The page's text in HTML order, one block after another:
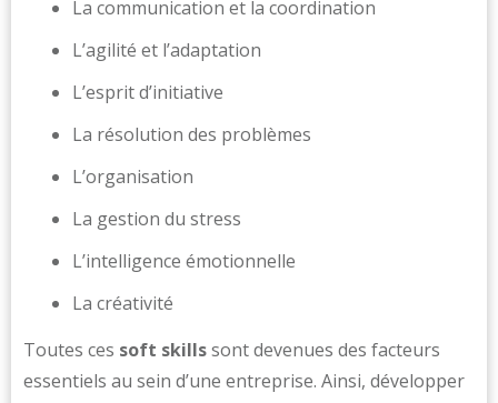
La communication et la coordination
L’agilité et l’adaptation
L’esprit d’initiative
La résolution des problèmes
L’organisation
La gestion du stress
L’intelligence émotionnelle
La créativité
Toutes ces soft skillssont devenues des facteurs
essentiels au sein d’une entreprise. Ainsi, développer